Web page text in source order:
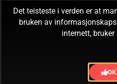
Det teisteste i verden er at
bruken av
internett,
OK